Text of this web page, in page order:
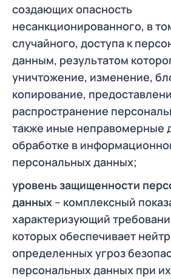
создающих опасность
несанкционированного, в
случайного, доступа к
данным, результатом
уничтожение, изменение,
копирование,
распространение
также иные неправомерные
обработке в
персональных данных;
уровень защищенности
данных – комплексный
характеризующий
которых обеспечивает
определенных угроз
персональных данных при